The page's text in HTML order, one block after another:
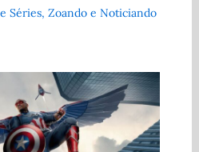
Séries, Zoando e Noticiando